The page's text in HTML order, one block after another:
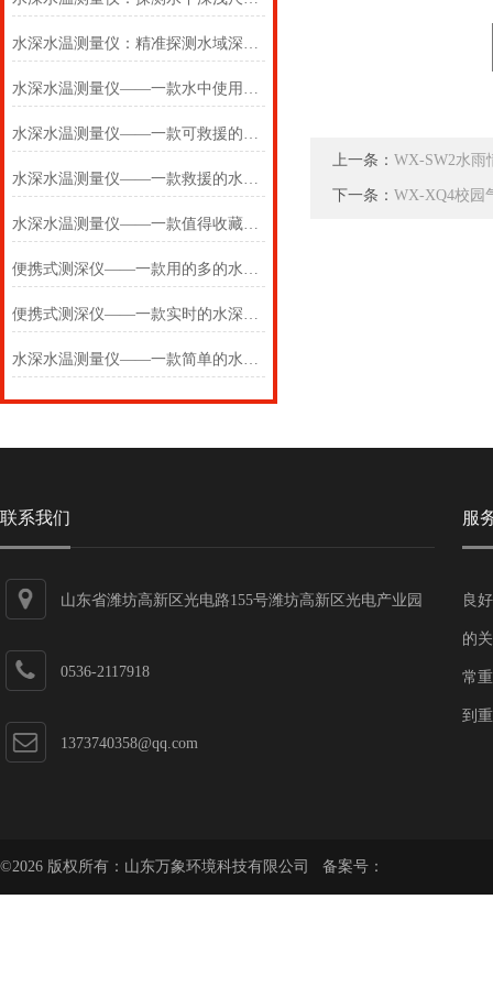
水深水温测量仪：精准探测水域深浅，实时测算水体温度
水深水温测量仪——一款水中使用的水深水温探测仪2025(万象推送)
水深水温测量仪——一款可救援的水深水温探测仪2025(万象推送)
水深水温测量仪——一款救援的水温探测仪2025(万象推送)
水深水温测量仪——一款值得收藏的水深水温探测仪2025(万象推送)
便携式测深仪——一款用的多的水深水温测量仪2025(万象推送)
便携式测深仪——一款实时的水深水温测量仪2025(万象推送)
水深水温测量仪——一款简单的水深水温探测仪2025(万象推送)
上一条： WX-SW2水雨
下一条： WX-XQ4校园
联系我们
山东省潍坊高新区光电路155号潍坊高新区光电产业园
0536-2117918
1373740358@qq.com
服
良
的
常
到
©2026 版权所有：山东万象环境科技有限公司 备案号：